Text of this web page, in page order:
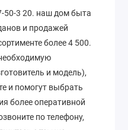
50-3 20. наш дом быта
и продажей
более 4 500.
и модель),
и помогут выбрать
более оперативной
по телефону,